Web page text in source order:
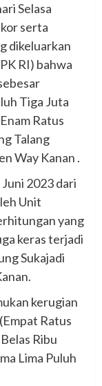
Selasa
serta
dikeluarkan
RI) bahwa
Tiga Juta
Ratus
Talang
Way Kanan .
2023 dari
Unit
yang
keras terjadi
Sukajadi
kerugian
Ratus
Ribu
Lima Puluh